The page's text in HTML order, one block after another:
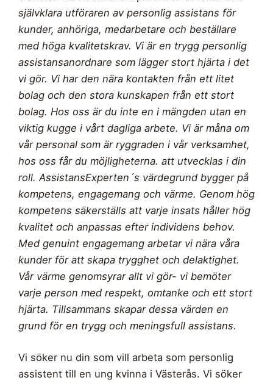
självklara utföraren av personlig assistans för
kunder, anhöriga, medarbetare och beställare
med höga kvalitetskrav. Vi är en trygg personlig
assistansanordnare som lägger stort hjärta i det
vi gör. Vi har den nära kontakten från ett litet
bolag och den stora kunskapen från ett stort
bolag. Hos oss är du inte en i mängden utan en
viktig kugge i vårt dagliga arbete. Vi är måna om
vår personal som är ryggraden i vår verksamhet,
hos oss får du möjligheterna. att utvecklas i din
roll. AssistansExperten´s värdegrund bygger på
kompetens, engagemang och värme. Genom hög
kompetens säkerställs att varje insats håller hög
kvalitet och anpassas efter individens behov.
Med genuint engagemang arbetar vi nära våra
kunder för att skapa trygghet och delaktighet.
Vår värme genomsyrar allt vi gör- vi bemöter
varje person med respekt, omtanke och ett stort
hjärta. Tillsammans skapar dessa värden en
grund för en trygg och meningsfull assistans.
Vi söker nu din som vill arbeta som personlig
assistent till en ung kvinna i Västerås. Vi söker